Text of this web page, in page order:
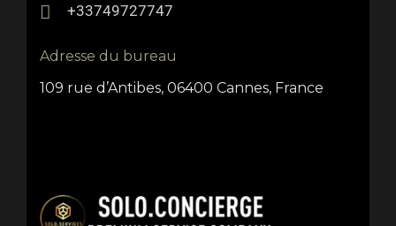
+33749727747
Adresse du bureau
109 rue d’Antibes, 06400 Cannes, France